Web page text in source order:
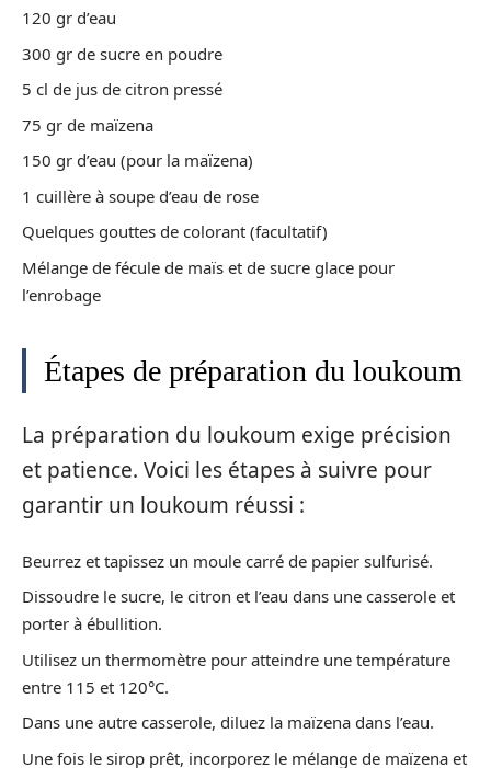
120 gr d’eau
300 gr de sucre en poudre
5 cl de jus de citron pressé
75 gr de maïzena
150 gr d’eau (pour la maïzena)
1 cuillère à soupe d’eau de rose
Quelques gouttes de colorant (facultatif)
Mélange de fécule de maïs et de sucre glace pour
l’enrobage
Étapes de préparation du loukoum
La préparation du loukoum exige précision
et patience. Voici les étapes à suivre pour
garantir un loukoum réussi :
Beurrez et tapissez un moule carré de papier sulfurisé.
Dissoudre le sucre, le citron et l’eau dans une casserole et
porter à ébullition.
Utilisez un thermomètre pour atteindre une température
entre 115 et 120°C.
Dans une autre casserole, diluez la maïzena dans l’eau.
Une fois le sirop prêt, incorporez le mélange de maïzena et